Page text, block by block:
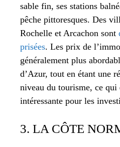
sable fin, ses stations
pêche pittoresques. Des
Rochelle et Arcachon sont
prisées. Les prix de
généralement plus
d’Azur, tout en étant une
niveau du tourisme, ce
intéressante pour les
3. LA CÔTE